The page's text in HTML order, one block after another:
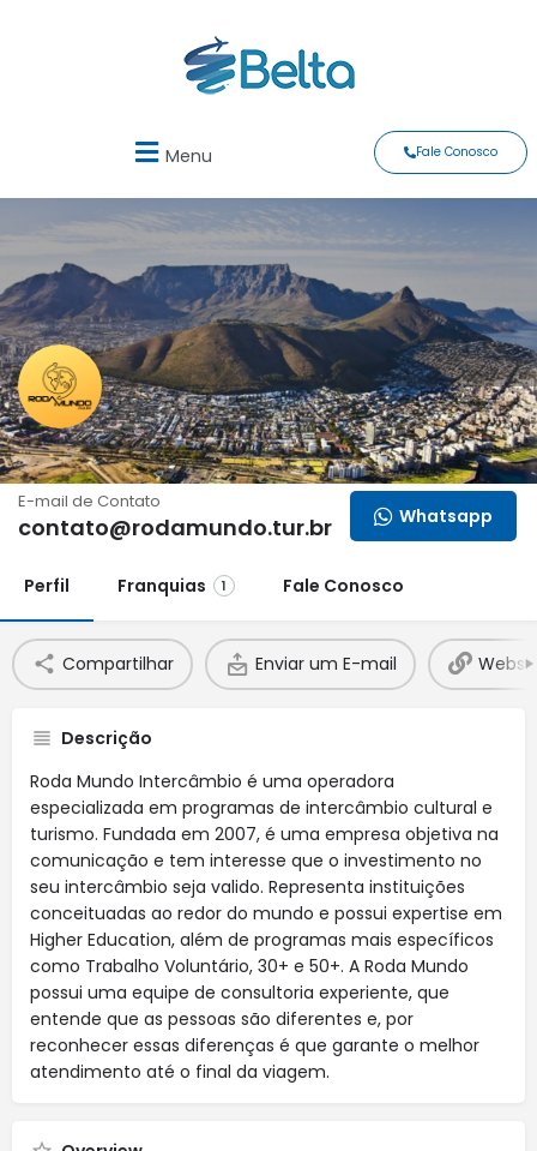
Menu Fale Conosco
Roda Mundo Intercâmbio
E-mail de Contato
contato@rodamundo.tur.br Whatsapp
Perfil Franquias 1 Fale Conosco
Compartilhar Enviar um E-mail
Descrição
Roda Mundo Intercâmbio é uma operadora
especializada em programas de intercâmbio cultural e
turismo. Fundada em 2007, é uma empresa objetiva na
comunicação e tem interesse que o investimento no
seu intercâmbio seja valido. Representa instituições
conceituadas ao redor do mundo e possui expertise em
Higher Education, além de programas mais específicos
como Trabalho Voluntário, 30+ e 50+. A Roda Mundo
possui uma equipe de consultoria experiente, que
entende que as pessoas são diferentes e, por
reconhecer essas diferenças é que garante o melhor
atendimento até o final da viagem.